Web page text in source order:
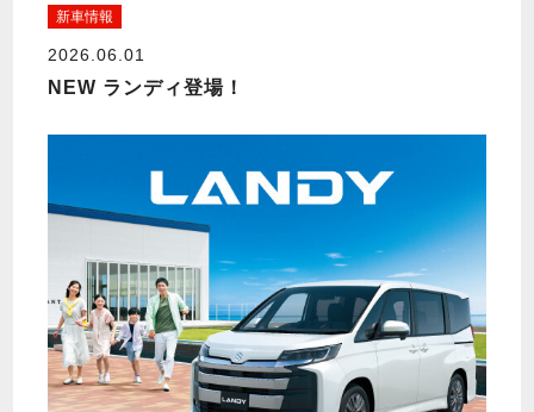
新車情報
2026.06.01
NEW ランディ登場！